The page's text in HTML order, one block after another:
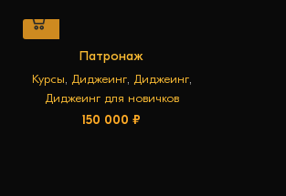
Патронаж
Курсы, Диджеинг, Диджеинг,
Диджеинг для новичков
150 000 ₽